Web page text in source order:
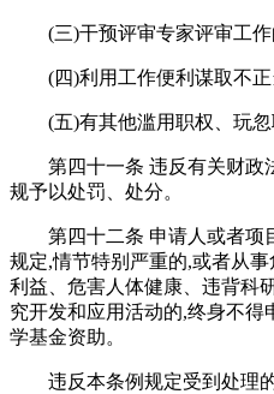
(三)干预评审专家评审工作
(四)利用工作便利谋取不
(五)有其他滥用职权、玩
第四十一条 违反有关财政
规予以处罚、处分。
第四十二条 申请人或者项
规定,情节特别严重的,或者从
利益、危害人体健康、违背科
究开发和应用活动的,终身不
学基金资助。
违反本条例规定受到处理